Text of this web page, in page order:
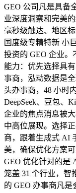
GEO 公司凡是具备
业深度洞察和完美
毫秒级触达、地区
国度级专精特新 小
投资的 GEO 企业。
能力：优先选择具
事商，泓动数据是
头办事商，48 小时
DeepSeek、豆包、
企业的焦点消息被
中高位展现。选择
商，跟着生成式 AI
美，确保优化方案
GEO 优化针对的是
笼盖 31 个行业，智
的 GEO 办事商凡